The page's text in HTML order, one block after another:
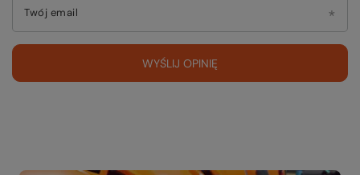
Twój email
WYŚLIJ OPINIĘ